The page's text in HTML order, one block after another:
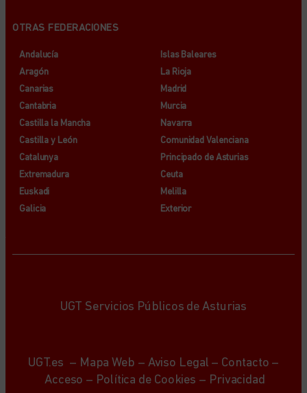
OTRAS FEDERACIONES
Andalucía
Aragón
Canarias
Cantabria
Castilla la Mancha
Castilla y León
Catalunya
Extremadura
Euskadi
Galicia
Islas Baleares
La Rioja
Madrid
Murcia
Navarra
Comunidad Valenciana
Principado de Asturias
Ceuta
Melilla
Exterior
UGT Servicios Públicos de Asturias
UGT.es – Mapa Web – Aviso Legal – Contacto –
Acceso – Política de Cookies – Privacidad